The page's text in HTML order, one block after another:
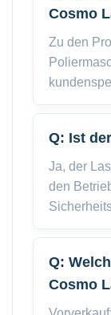
Cosmo
Zu den
Q: Ist
Ja, der
den
Q:
Cosmo